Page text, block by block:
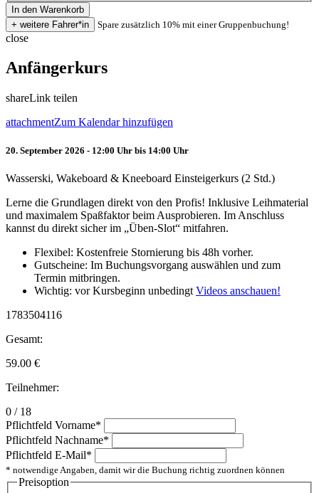
Spare zusätzlich 10% mit einer Gruppenbuchung!
close
Anfängerkurs
shareLink teilen
attachmentZum Kalendar hinzufügen
20. September 2026 - 12:00 Uhr bis 14:00 Uhr
Wasserski, Wakeboard & Kneeboard Einsteigerkurs (2 Std.)
Lerne die Grundlagen direkt von den Profis! Inklusive Leihmaterial
und maximalem Spaßfaktor beim Ausprobieren. Im Anschluss
kannst du direkt sicher im „Üben-Slot“ mitfahren.
Flexibel: Kostenfreie Stornierung bis 48h vorher.
Gutscheine: Im Buchungsvorgang auswählen und zum
Termin mitbringen.
Wichtig: vor Kursbeginn unbedingt Videos anschauen!
1783504116
Gesamt:
59.00 €
Teilnehmer:
0 / 18
Pflichtfeld Vorname*
Pflichtfeld Nachname*
Pflichtfeld E-Mail*
* notwendige Angaben, damit wir die Buchung richtig zuordnen können
Preisoption